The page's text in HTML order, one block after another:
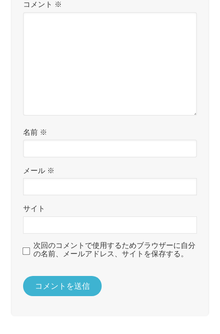
コメント ※
名前 ※
メール ※
サイト
次回のコメントで使用するためブラウザーに自分
の名前、メールアドレス、サイトを保存する。